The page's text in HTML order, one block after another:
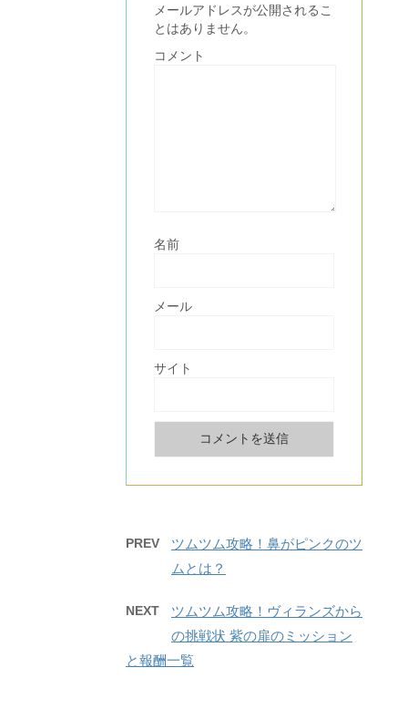
メールアドレスが公開されるこ
とはありません。
コメント
名前
メール
サイト
PREV
ツムツム攻略！鼻がピンクのツ
ムとは？
NEXT
ツムツム攻略！ヴィランズから
の挑戦状 紫の扉のミッション
と報酬一覧